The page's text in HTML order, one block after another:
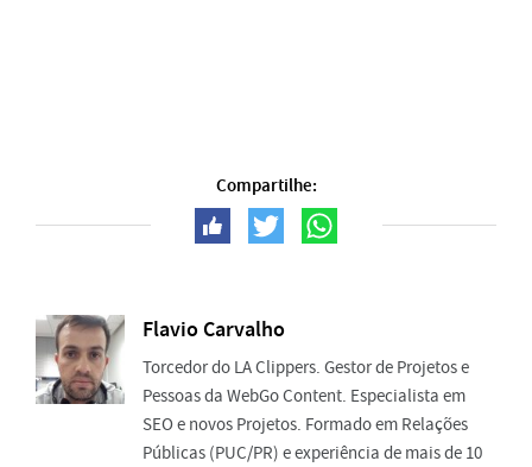
Compartilhe:
Flavio Carvalho
Torcedor do LA Clippers. Gestor de Projetos e
Pessoas da WebGo Content. Especialista em
SEO e novos Projetos. Formado em Relações
Públicas (PUC/PR) e experiência de mais de 10